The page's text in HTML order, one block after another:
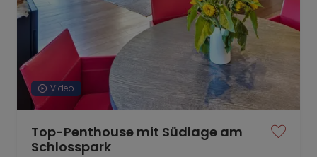
Video
Top-Penthouse mit Südlage am
Schlosspark